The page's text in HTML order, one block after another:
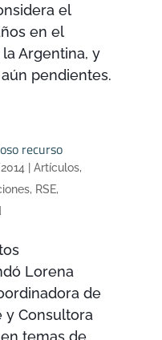
el
en el
Argentina, y
pendientes.
recurso
Artículos,
, RSE,
Lorena
de
y Consultora
temas de